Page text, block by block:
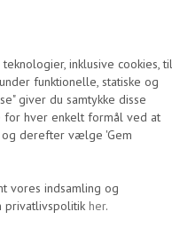
inklusive cookies, til
funktionelle, statiske og
giver du samtykke disse
for hver enkelt formål ved at
derefter vælge 'Gem
vores indsamling og
privatlivspolitik her.